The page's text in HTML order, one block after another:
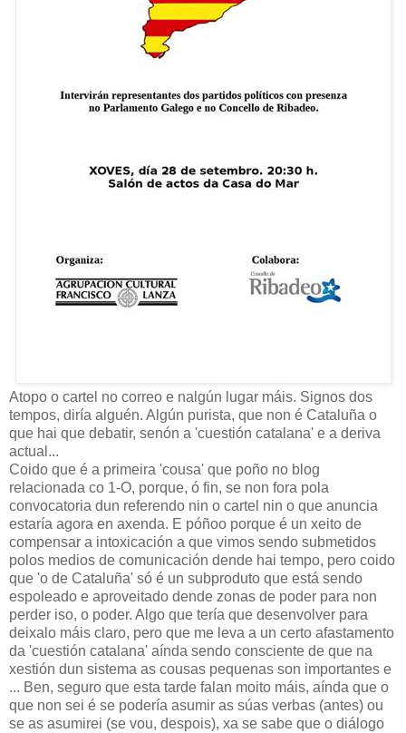
Atopo o cartel no correo e nalgún lugar máis. Signos dos
tempos, diría alguén. Algún purista, que non é Cataluña o
que hai que debatir, senón a 'cuestión catalana' e a deriva
actual...
Coido que é a primeira 'cousa' que poño no blog
relacionada co 1-O, porque, ó fin, se non fora pola
convocatoria dun referendo nin o cartel nin o que anuncia
estaría agora en axenda. E póñoo porque é un xeito de
compensar a intoxicación a que vimos sendo submetidos
polos medios de comunicación dende hai tempo, pero coido
que 'o de Cataluña' só é un subproduto que está sendo
espoleado e aproveitado dende zonas de poder para non
perder iso, o poder. Algo que tería que desenvolver para
deixalo máis claro, pero que me leva a un certo afastamento
da 'cuestión catalana' aínda sendo consciente de que na
xestión dun sistema as cousas pequenas son importantes e
... Ben, seguro que esta tarde falan moito máis, aínda que o
que non sei é se podería asumir as súas verbas (antes) ou
se as asumirei (se vou, despois), xa se sabe que o diálogo